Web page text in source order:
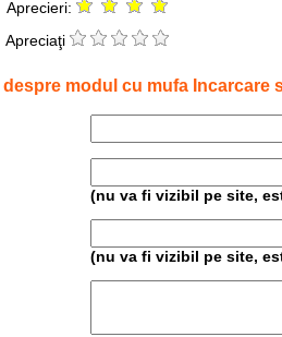
Aprecieri:
Apreciaţi
modul cu mufa Incarcare
(nu va fi vizibil pe site,
(nu va fi vizibil pe site,